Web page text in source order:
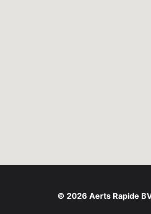
© 2026 Aerts Rapide